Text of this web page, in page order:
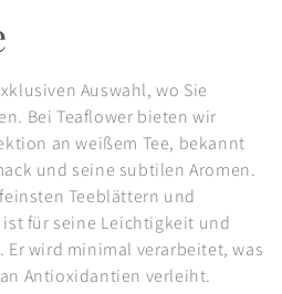
Auswahl, wo Sie
Bei Teaflower bieten wir
an weißem Tee, bekannt
und seine subtilen Aromen.
Teeblättern und
für seine Leichtigkeit und
wird minimal verarbeitet, was
Antioxidantien verleiht.